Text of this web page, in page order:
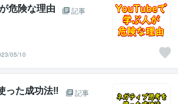
危険な理由
記事
05/10
った成功法‼
記事